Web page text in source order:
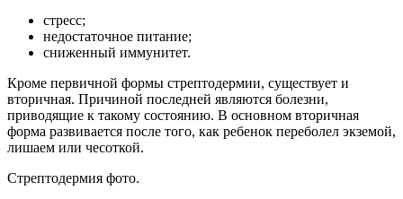
стресс;
недостаточное питание;
сниженный иммунитет.
Кроме первичной формы стрептодермии, существует и
вторичная. Причиной последней являются болезни,
приводящие к такому состоянию. В основном вторичная
форма развивается после того, как ребенок переболел экземой,
лишаем или чесоткой.
Стрептодермия фото.